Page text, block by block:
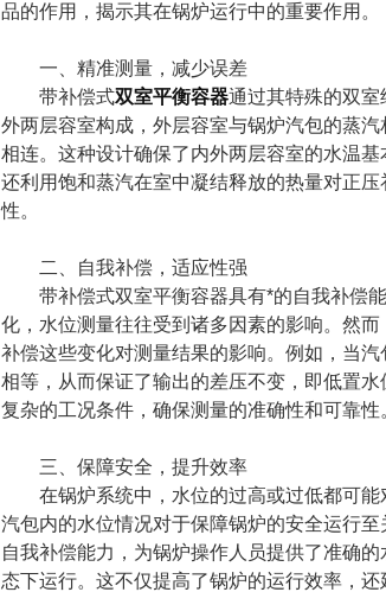
品的作用，揭示其在锅炉运行中的重要作用。
一、精准测量，减少误差
带补偿式双室平衡容器通过其特殊的双
外两层容室构成，外层容室与锅炉汽包的蒸
相连。这种设计确保了内外两层容室的水温
还利用饱和蒸汽在室中凝结释放的热量对正
性。
二、自我补偿，适应性强
带补偿式双室平衡容器具有*的自我补偿能
化，水位测量往往受到诸多因素的影响。然
补偿这些变化对测量结果的影响。例如，当
相等，从而保证了输出的差压不变，即低置
复杂的工况条件，确保测量的准确性和可靠性
三、保障安全，提升效率
在锅炉系统中，水位的过高或过低都可能
汽包内的水位情况对于保障锅炉的安全运行
自我补偿能力，为锅炉操作人员提供了准确
态下运行。这不仅提高了锅炉的运行效率，